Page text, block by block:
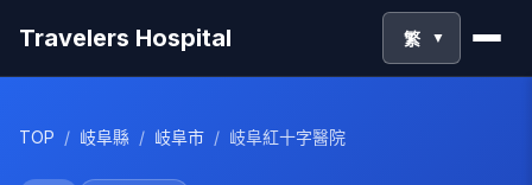
Travelers Hospital 繁 ▼
TOP / 岐阜縣 / 岐阜市 / 岐阜紅十字醫院